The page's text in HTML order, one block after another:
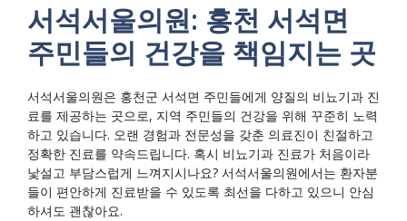
서석서울의원: 홍천 서석면
주민들의 건강을 책임지는 곳
서석서울의원은 홍천군 서석면 주민들에게 양질의 비뇨기과 진
료를 제공하는 곳으로, 지역 주민들의 건강을 위해 꾸준히 노력
하고 있습니다. 오랜 경험과 전문성을 갖춘 의료진이 친절하고
정확한 진료를 약속드립니다. 혹시 비뇨기과 진료가 처음이라
낯설고 부담스럽게 느껴지시나요? 서석서울의원에서는 환자분
들이 편안하게 진료받을 수 있도록 최선을 다하고 있으니 안심
하셔도 괜찮아요.